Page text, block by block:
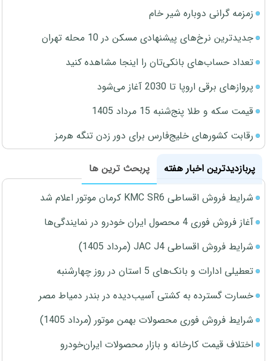
زمزمه گرانی دوباره شیر خام
جدیدترین نرخ‌های پیشنهادی مسکن در 10 محله تهران
تعداد حساب‌های بانکی‌تان را اینجا مشاهده کنید
پروازهای برقی اروپا تا 2030 آغاز می‌شود
قیمت سکه و طلا پنج‌شنبه 15 مرداد 1405
رقابت کشورهای خلیج‌فارس برای دور زدن تنگه هرمز
پربازدیدترین اخبار هفته
پربحث ترین ها
شرایط فروش اقساطی KMC SR6 کرمان موتور اعلام شد
آغاز فروش فوری 4 محصول ایران خودرو در نمایندگی‌ها
شرایط فروش اقساطی JAC J4 (مرداد 1405)
تعطیلی ادارات و بانک‌های 5 استان در روز چهارشنبه
خسارت گسترده به کشتی آسیب‌دیده در بندر دمیاط مصر
شرایط فروش فوری محصولات بهمن موتور (مرداد 1405)
اختلاف قیمت کارخانه و بازار محصولات ایران‌خودرو